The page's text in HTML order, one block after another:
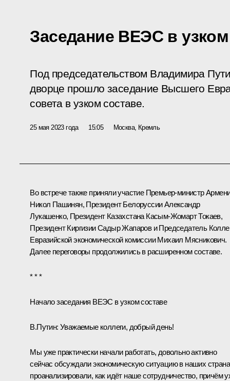
Заседание ВЕЭС в
Под председательством Владимира
дворце прошло заседание Высшего
совета в узком составе.
25 мая 2023 года 15:05 Москва, Кремль
Во встрече также приняли участие Премьер-министр
Никол Пашинян, Президент БелоруссииАлександр
Лукашенко, Президент Казахстана Касым-Жомарт Токаев,
Президент КиргизииСадыр Жапарови Председатель
Евразийской экономической комиссии Михаил Мясникович.
Далее переговоры продолжилисьв расширенном составе.
* * *
Начало заседания ВЕЭС в узком составе
В.Путин: Уважаемые коллеги, добрый день!
Мы уже практически начали работать, довольно активно
сейчас обсуждали экономическую ситуацию в наших
проанализировали, как идёт наше сотрудничество, причём